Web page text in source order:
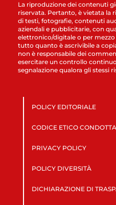
La riproduzione dei contenuti
riservata. Pertanto, è vietata la
di testi, fotografie, contenuti
aziendali e pubblicitarie, con
elettronico/digitale o per
tutto quanto è ascrivibile a
non è responsabile dei
esercitare un controllo
segnalazione qualora gli stessi
POLICY EDITORIALE
CODICE ETICO CONDOTTA
PRIVACY POLICY
POLICY DIVERSITÀ
DICHIARAZIONE DI